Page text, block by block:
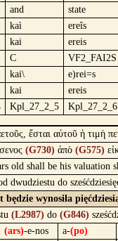
and state
kaì ereîs
kai ereis
C VF2_FAI2S
kai\ e)rei=s
kai ereis
Kpl_27_2_5 Kpl_27_2_6
ἔσται αὐτοῦ ἡ τιμὴ
(G730) ἀπὸ (G575)
old shall be his
dwudziestu do
będzie wynosiła
(L2987) do (G846)
(ars)-e-nos a-(po)